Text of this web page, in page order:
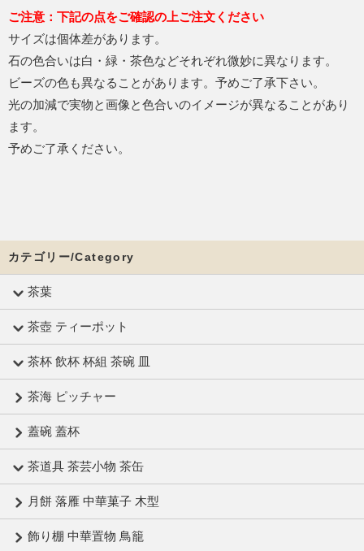
ご注意：下記の点をご確認の上ご注文ください
サイズは個体差があります。
石の色合いは白・緑・茶色などそれぞれ微妙に異なります。
ビーズの色も異なることがあります。予めご了承下さい。
光の加減で実物と画像と色合いのイメージが異なることがあり
ます。
予めご了承ください。
カテゴリー/Category
茶葉
茶壺 ティーポット
茶杯 飲杯 杯組 茶碗 皿
茶海 ピッチャー
蓋碗 蓋杯
茶道具 茶芸小物 茶缶
月餅 落雁 中華菓子 木型
飾り棚 中華置物 鳥籠